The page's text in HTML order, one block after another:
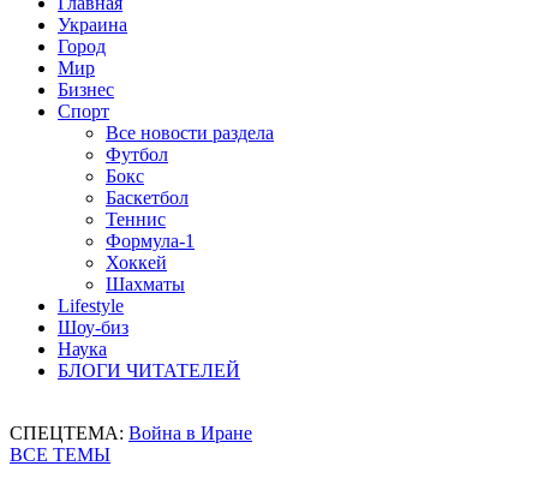
Украина
Город
Мир
Бизнес
Спорт
Все новости раздела
Футбол
Бокс
Баскетбол
Теннис
Формула-1
Хоккей
Шахматы
Lifestyle
Шоу-биз
Наука
БЛОГИ ЧИТАТЕЛЕЙ
СПЕЦТЕМА: Война в Иране
ВСЕ ТЕМЫ